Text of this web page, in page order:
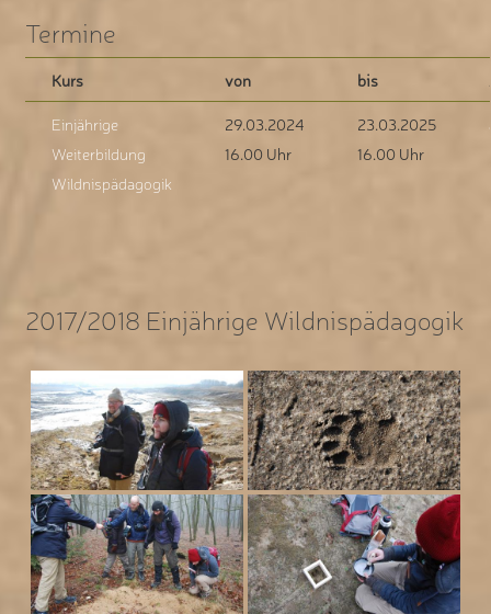
Termine
Kurs von bis
Einjährige
Weiterbildung
Wildnispädagogik
29.03.2024
16.00 Uhr
23.03.2025
16.00 Uhr
2017/2018 Einjährige Wildnispädagogik